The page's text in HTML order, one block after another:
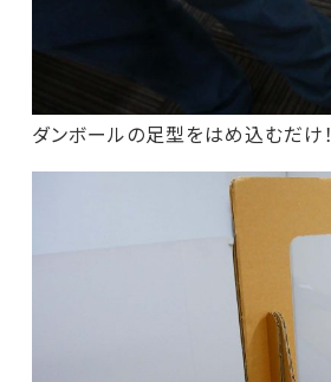
ダンボールの足型をはめ込むだけ！